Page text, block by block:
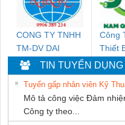
CONG TY TNHH
TM-DV DAI
DONG THANH
Công
Thiết
Nam
TIN TUYỂN DỤNG
Tuyển gấp nhân viên Kỹ
Mô tả công việc Đảm
Công ty theo...